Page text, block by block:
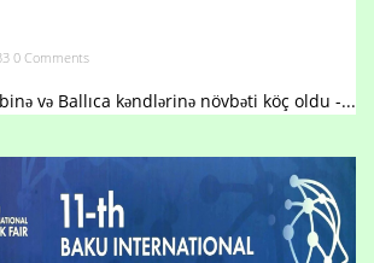
0 Comments
və Ballıca kəndlərinə növbəti köç oldu -...